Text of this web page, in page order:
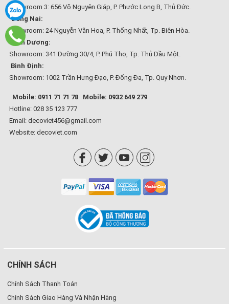
Showroom 3: 656 Võ Nguyên Giáp, P. Phước Long B, Thủ Đức.
Đồng Nai:
Showroom: 24 Nguyễn Văn Hoa, P. Thống Nhất, Tp. Biên Hòa.
Bình Dương:
Showroom: 341 Đường 30/4, P. Phú Thọ, Tp. Thủ Dầu Một.
Bình Định:
Showroom: 1002 Trần Hưng Đạo, P. Đống Đa, Tp. Quy Nhơn.
Mobile: 0911 71 71 78
Mobile: 0932 649 279
Hotline: 028 35 123 777
Email: decoviet456@gmail.com
Website: decoviet.com
CHÍNH SÁCH
Chính Sách Thanh Toán
Chính Sách Giao Hàng Và Nhận Hàng